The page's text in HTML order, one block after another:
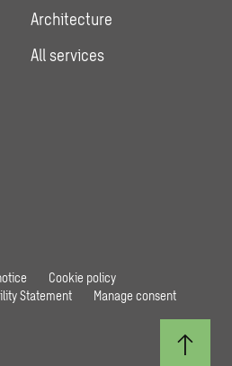
Architecture
All services
Cookie policy
Statement Manage consent